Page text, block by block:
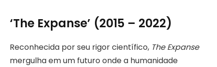
‘The Expanse’ (2015 – 2022)
Reconhecida por seu rigor científico, The Expanse
mergulha em um futuro onde a humanidade